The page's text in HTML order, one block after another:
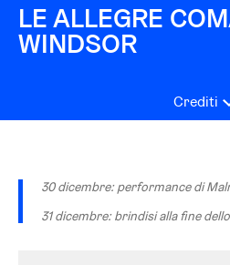
LE ALLEGRE
WINDSOR
Crediti
30 dicembre: performance di
31 dicembre: brindisi alla fine